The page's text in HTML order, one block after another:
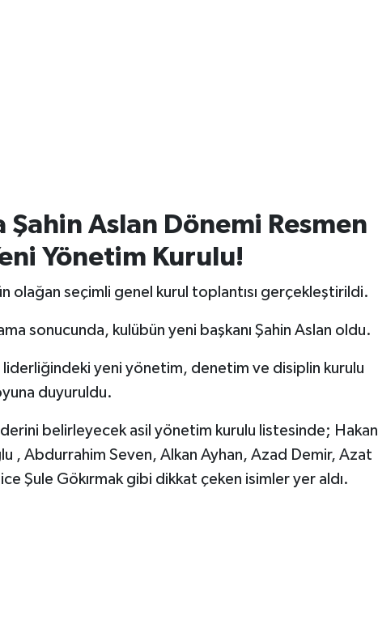
Şahin Aslan Dönemi Resmen
Yönetim Kurulu!
olağan seçimli genel kurul toplantısı gerçekleştirildi.
sonucunda, kulübün yeni başkanı Şahin Aslan oldu.
liderliğindeki yeni yönetim, denetim ve disiplin kurulu
duyuruldu.
belirleyecek asil yönetim kurulu listesinde; Hakan
, Abdurrahim Seven, Alkan Ayhan, Azad Demir, Azat
Şule Gökırmak gibi dikkat çeken isimler yer aldı.